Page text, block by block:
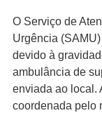
O Serviço de
Urgência
devido à
ambulância de
enviada ao local.
coordenada pelo